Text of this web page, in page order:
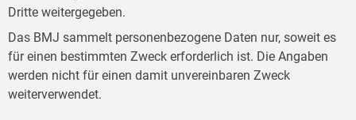
Dritte weitergegeben.
Das BMJ sammelt personenbezogene Daten nur, soweit es
für einen bestimmten Zweck erforderlich ist. Die Angaben
werden nicht für einen damit unvereinbaren Zweck
weiterverwendet.